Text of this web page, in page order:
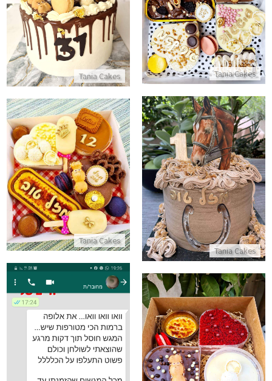
Tania Cakes
התקשר/י
Tania Cakes
התקשר/י
Tania Cakes
עוגה מעוצבת עם סוס
התקשר/י
Tania Cakes
מארז מתוק לגיל 12
התקשר/י
מארז מתוק קטן
התקשר/י